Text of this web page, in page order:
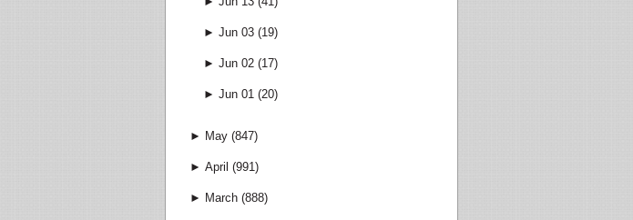
►Jun 03 (19)
►Jun 02 (17)
►Jun 01 (20)
► May (847)
► April (991)
► March (888)